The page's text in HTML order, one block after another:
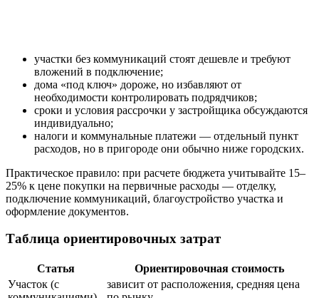
участки без коммуникаций стоят дешевле и требуют
вложений в подключение;
дома «под ключ» дороже, но избавляют от
необходимости контролировать подрядчиков;
сроки и условия рассрочки у застройщика обсуждаются
индивидуально;
налоги и коммунальные платежи — отдельный пункт
расходов, но в пригороде они обычно ниже городских.
Практическое правило: при расчете бюджета учитывайте 15–
25% к цене покупки на первичные расходы — отделку,
подключение коммуникаций, благоустройство участка и
оформление документов.
Таблица ориентировочных затрат
Статья
Ориентировочная стоимость
Участок (с
зависит от расположения, средняя цена